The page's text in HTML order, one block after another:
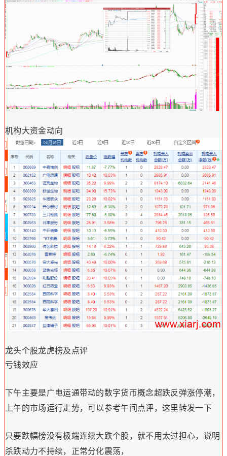
机构大资金动向
龙头个股龙虎榜及点评
亏钱效应
下午主要是广电运通带动的数字货币概念超跌反弹涨停潮，
上午的市场运行走势，可以参考午间点评，这里转发一下
只要跌幅榜没有极端连续大跌个股，就不用太过担心，说明
杀跌动力不持续，正常分化震荡，